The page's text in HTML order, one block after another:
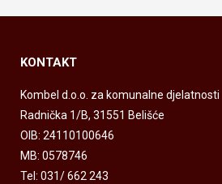
KONTAKT
Kombel d.o.o. za komunalne djelatnosti
Radnička 1/B, 31551 Belišće
OIB: 24110100646
MB: 0578746
Tel: 031/ 662 243